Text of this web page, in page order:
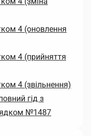
4 (оновлення
4 (прийняття
4 (звільнення)
гід з
№1487